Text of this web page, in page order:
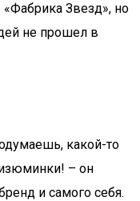
Звезд», но
не прошел в
какой-то
– он
и самого себя.